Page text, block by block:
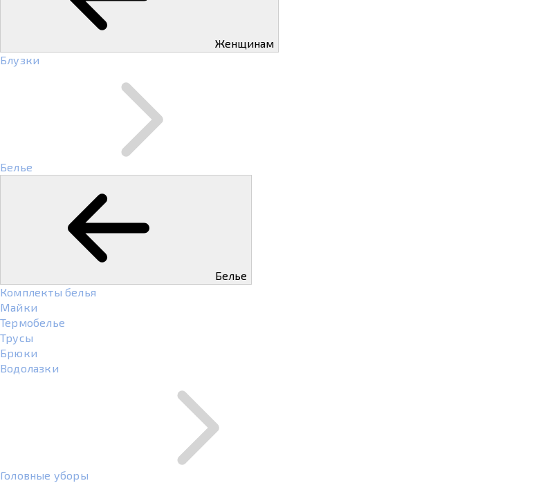
Женщинам
Блузки
Белье
Белье
Комплекты белья
Майки
Термобелье
Трусы
Брюки
Водолазки
Головные уборы